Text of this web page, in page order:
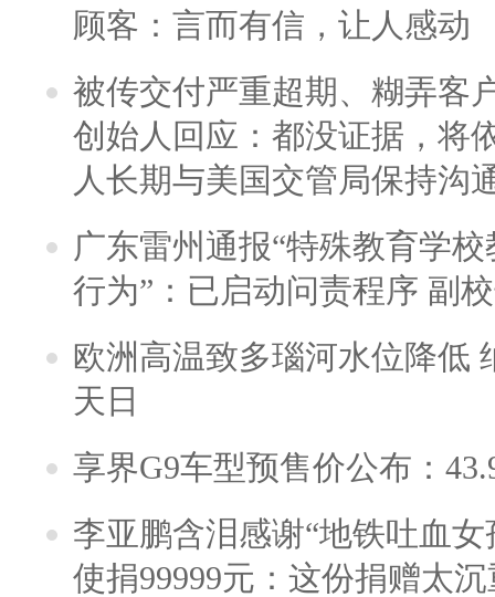
顾客：言而有信，让人感动
被传交付严重超期、糊弄客
创始人回应：都没证据，将
人长期与美国交管局保持沟
广东雷州通报“特殊教育学
行为”：已启动问责程序 副
欧洲高温致多瑙河水位降低
天日
享界G9车型预售价公布：
李亚鹏含泪感谢“地铁吐血
使捐99999元：这份捐赠太